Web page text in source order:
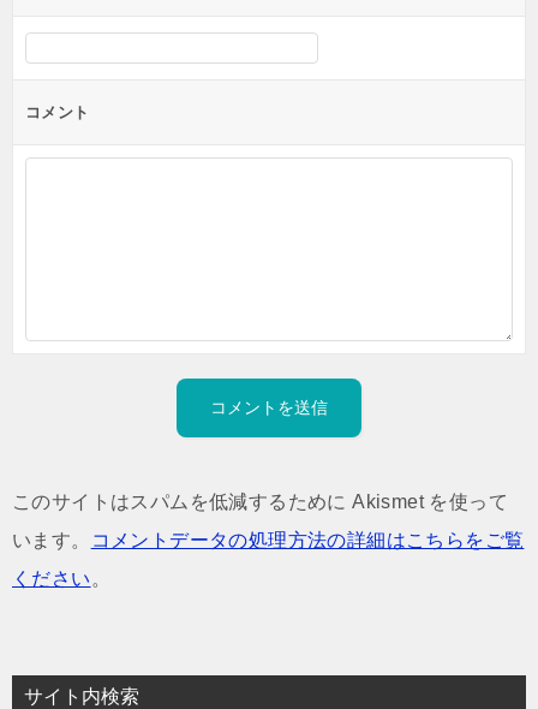
コメント
このサイトはスパムを低減するために Akismet を使って
います。
コメントデータの処理方法の詳細はこちらをご覧
ください 。
サイト内検索